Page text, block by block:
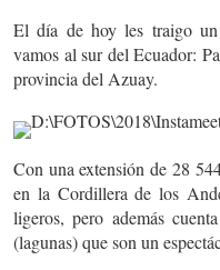
El día de hoy les traigo
vamos al sur del Ecuador:
provincia del Azuay.
Con una extensión de 28
en la Cordillera de los
ligeros, pero además
(lagunas) que son un